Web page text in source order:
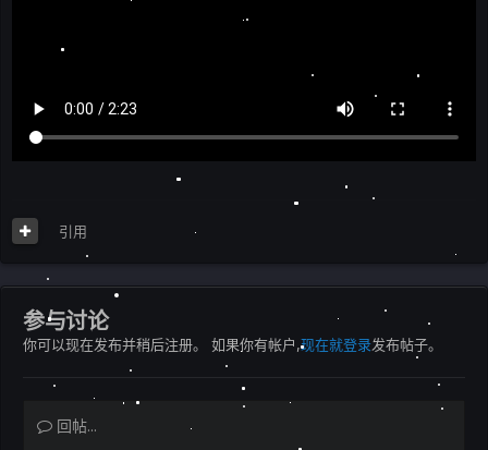
引用
参与讨论
你可以现在发布并稍后注册。 如果你有帐户,现在就登录发布帖子。
回帖...